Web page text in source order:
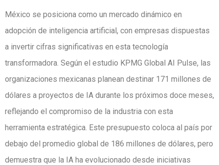
México se posiciona como un mercado dinámico en
adopción de inteligencia artificial, con empresas dispuestas
a invertir cifras significativas en esta tecnología
transformadora. Según el estudio KPMG Global AI Pulse, las
organizaciones mexicanas planean destinar 171 millones de
dólares a proyectos de IA durante los próximos doce meses,
reflejando el compromiso de la industria con esta
herramienta estratégica. Este presupuesto coloca al país por
debajo del promedio global de 186 millones de dólares, pero
demuestra que la IA ha evolucionado desde iniciativas